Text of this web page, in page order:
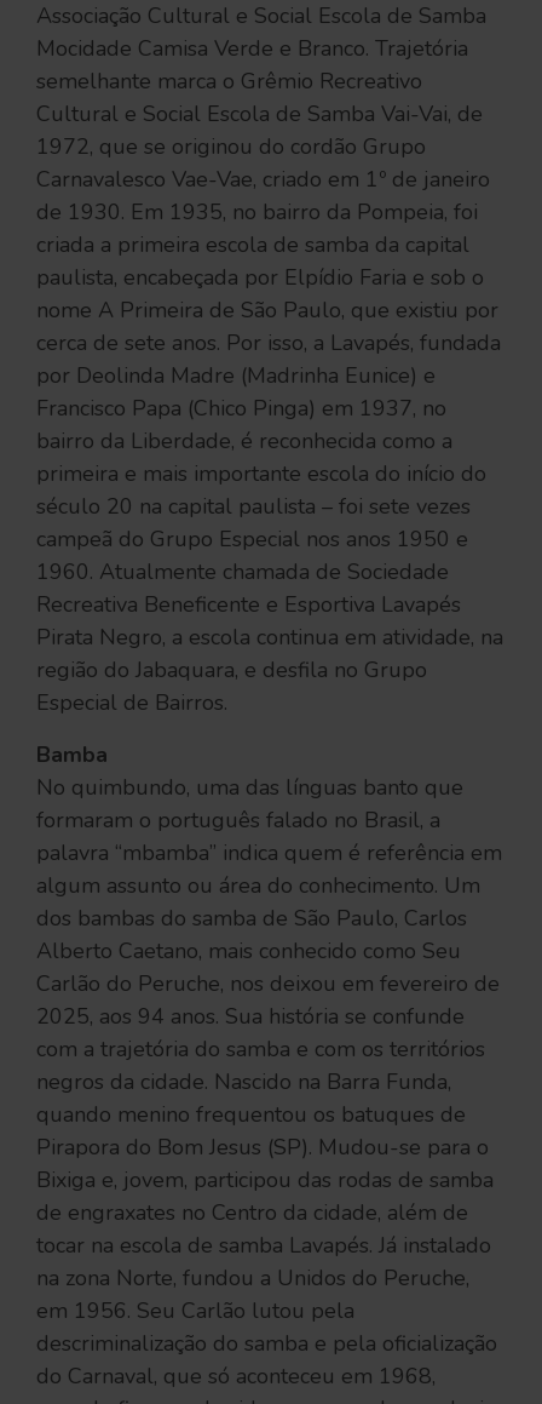
Associação Cultural e Social Escola de Samba
Mocidade Camisa Verde e Branco. Trajetória
semelhante marca o Grêmio Recreativo
Cultural e Social Escola de Samba Vai-Vai, de
1972, que se originou do cordão Grupo
Carnavalesco Vae-Vae, criado em 1º de janeiro
de 1930. Em 1935, no bairro da Pompeia, foi
criada a primeira escola de samba da capital
paulista, encabeçada por Elpídio Faria e sob o
nome A Primeira de São Paulo, que existiu por
cerca de sete anos. Por isso, a Lavapés, fundada
por Deolinda Madre (Madrinha Eunice) e
Francisco Papa (Chico Pinga) em 1937, no
bairro da Liberdade, é reconhecida como a
primeira e mais importante escola do início do
século 20 na capital paulista – foi sete vezes
campeã do Grupo Especial nos anos 1950 e
1960. Atualmente chamada de Sociedade
Recreativa Beneficente e Esportiva Lavapés
Pirata Negro, a escola continua em atividade, na
região do Jabaquara, e desfila no Grupo
Especial de Bairros.
Bamba
No quimbundo, uma das línguas banto que
formaram o português falado no Brasil, a
palavra “mbamba” indica quem é referência em
algum assunto ou área do conhecimento. Um
dos bambas do samba de São Paulo, Carlos
Alberto Caetano, mais conhecido como Seu
Carlão do Peruche, nos deixou em fevereiro de
2025, aos 94 anos. Sua história se confunde
com a trajetória do samba e com os territórios
negros da cidade. Nascido na Barra Funda,
quando menino frequentou os batuques de
Pirapora do Bom Jesus (SP). Mudou-se para o
Bixiga e, jovem, participou das rodas de samba
de engraxates no Centro da cidade, além de
tocar na escola de samba Lavapés. Já instalado
na zona Norte, fundou a Unidos do Peruche,
em 1956. Seu Carlão lutou pela
descriminalização do samba e pela oficialização
do Carnaval, que só aconteceu em 1968,